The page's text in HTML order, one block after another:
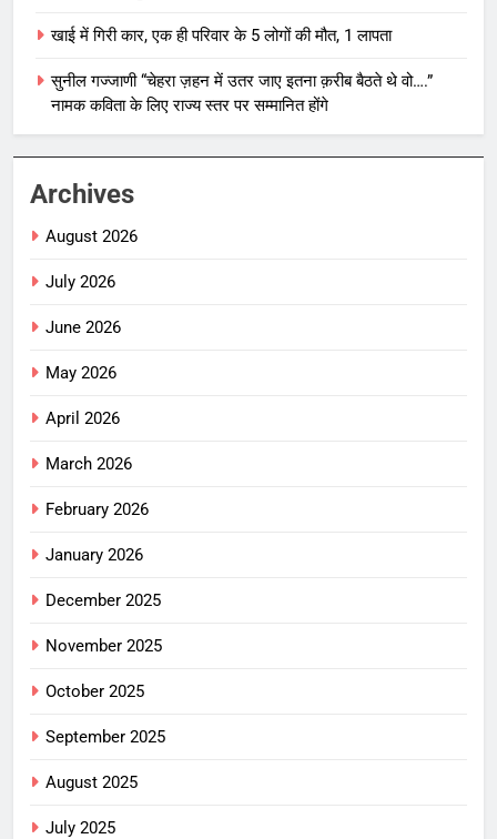
खाई में गिरी कार, एक ही परिवार के 5 लोगों की मौत, 1 लापता
सुनील गज्जाणी “चेहरा ज़हन में उतर जाए इतना क़रीब बैठते थे वो….”
नामक कविता के लिए राज्य स्तर पर सम्मानित होंगे
Archives
August 2026
July 2026
June 2026
May 2026
April 2026
March 2026
February 2026
January 2026
December 2025
November 2025
October 2025
September 2025
August 2025
July 2025